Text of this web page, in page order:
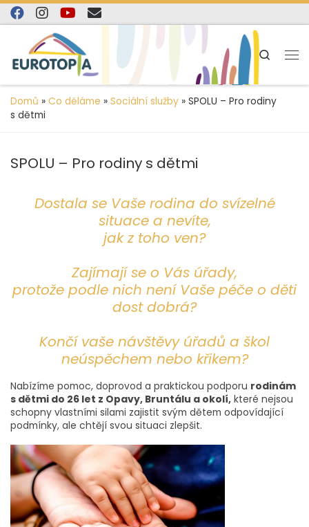
content
Skip to content
Search
Domů » Co děláme » Sociální služby » SPOLU – Pro rodiny
s dětmi
SPOLU – Pro rodiny s dětmi
Dostala se Vaše rodina do svízelné
situace a nevíte,
jak z toho ven?
Zajímají se o Vás úřady,
protože podle nich není Vaše péče o děti
dost dobrá?
Končí vaše návštěvy úřadů a škol
neúspěchem nebo křikem?
Nabízíme pomoc, doprovod a praktickou podporu rodinám
s dětmi do 26 let z Opavy, Bruntálu a okolí, které nejsou
schopny vlastními silami zajistit svým dětem odpovídající
podmínky, ale chtějí svou situaci zlepšit.